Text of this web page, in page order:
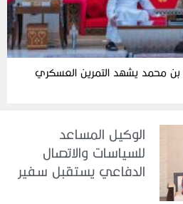
بن محمد يشهد التمرين العسكري
الوكيل المساعد
للسياسات والاتصال
الدفاعي يستقبل سفير